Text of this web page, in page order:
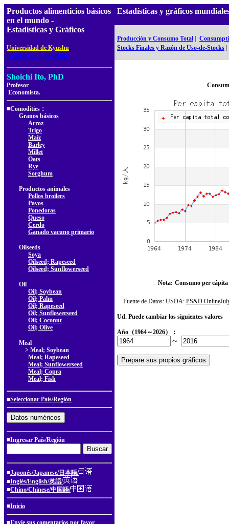
Productos alimenticios básicos
en el mundo -
Estadísticas y Gráficos
Universidad de Kyushu,
Facultad de Agricultura
Shoichi Ito, PhD
Profesor
Economista.
■Comodities：
Granos básicos
Arroz
Trigo
Maíz
Barley
Millet
Oats
Rye
Sorghum
Productos animales
Pollos broilers
Pavos
Ponedoras
Queso
Cerdo
Ganado vacuno primario
Oilseeds
Soya
Oilseed; Rapeseed
Oilseed; Sunflowerseed
Oil
Oil; Soybean
Oil; Palm
Oil; Rapeseed
Oil; Sunflowerseed
Oil; Coconut
Oil; Olive
Meal
> Meal; Soybean
Meal; Rapeseed
Meal; Sunflowerseed
Meal; Copra
Meal; Fish
■Seleccionar País/Región
■Ingresar País/Región
■Japonés/Japanese/日本語/
■Inglés/English/英語/
■Chino/Chinese/中国語/
■Inicio
■Envíe sus comentarios por favor
Estadísticas y gráficos
Producción y Consumo Total
Stocks Finales y Razón de Uso-de-Stocks
Nota: Consumo per cápita
Fuente de Datos: USDA: PS&D Online
Ud. Puede cambiar los siguientes valores
Año（1964～2026）：
～